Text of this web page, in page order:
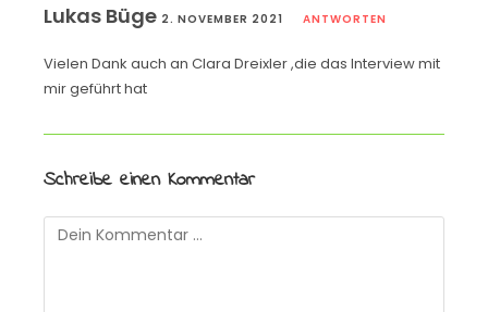
Lukas Büge 2. NOVEMBER 2021 ANTWORTEN
Vielen Dank auch an Clara Dreixler ,die das Interview mit
mir geführt hat
Schreibe einen Kommentar